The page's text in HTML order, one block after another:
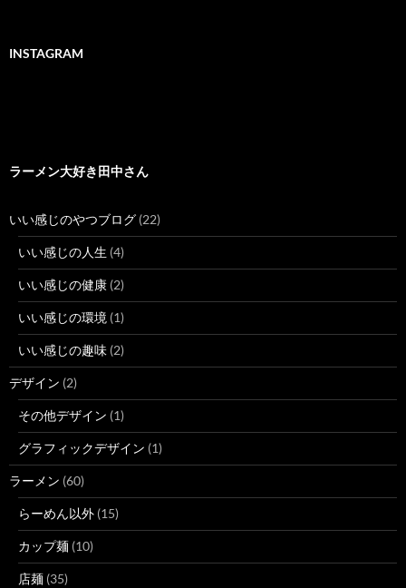
INSTAGRAM
ラーメン大好き田中さん
いい感じのやつブログ (22)
いい感じの人生 (4)
いい感じの健康 (2)
いい感じの環境 (1)
いい感じの趣味 (2)
デザイン (2)
その他デザイン (1)
グラフィックデザイン (1)
ラーメン (60)
らーめん以外 (15)
カップ麺 (10)
店麺 (35)